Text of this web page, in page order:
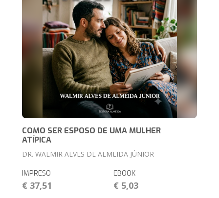
COMO SER ESPOSO DE UMA MULHER
ATÍPICA
DR. WALMIR ALVES DE ALMEIDA JÚNIOR
IMPRESO
€ 37,51
EBOOK
€ 5,03